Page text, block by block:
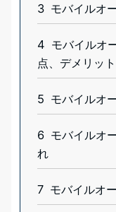
3 モバイルオ
4 モバイルオ
点、デメリット
5 モバイルオ
6 モバイルオ
れ
7 モバイルオ